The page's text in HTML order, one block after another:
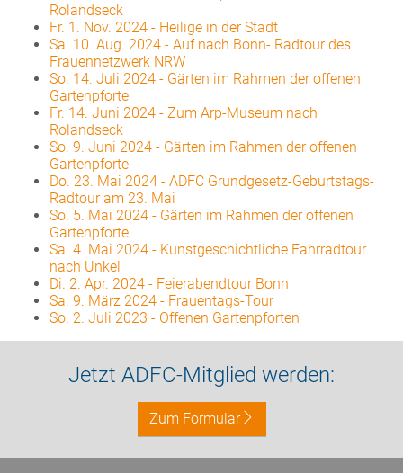
Rolandseck
Fr. 1. Nov. 2024 - Heilige in der Stadt
Sa. 10. Aug. 2024 - Auf nach Bonn- Radtour des
Frauennetzwerk NRW
So. 14. Juli 2024 - Gärten im Rahmen der offenen
Gartenpforte
Fr. 14. Juni 2024 - Zum Arp-Museum nach
Rolandseck
So. 9. Juni 2024 - Gärten im Rahmen der offenen
Gartenpforte
Do. 23. Mai 2024 - ADFC Grundgesetz-Geburtstags-
Radtour am 23. Mai
So. 5. Mai 2024 - Gärten im Rahmen der offenen
Gartenpforte
Sa. 4. Mai 2024 - Kunstgeschichtliche Fahrradtour
nach Unkel
Di. 2. Apr. 2024 - Feierabendtour Bonn
Sa. 9. März 2024 - Frauentags-Tour
So. 2. Juli 2023 - Offenen Gartenpforten
Jetzt ADFC-Mitglied werden:
Zum Formular